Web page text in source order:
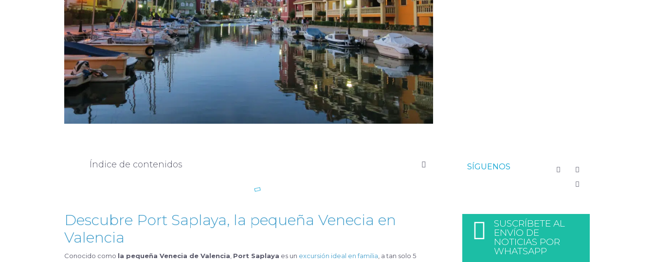
Índice de contenidos
Descubre Port Saplaya, la pequeña Venecia en
Valencia
Conocido como la pequeña Venecia de Valencia, Port Saplaya es un excursión ideal en familia, a tan solo 5
SÍGUENOS
SUSCRÍBETE AL
ENVÍO DE
NOTICIAS POR
WHATSAPP